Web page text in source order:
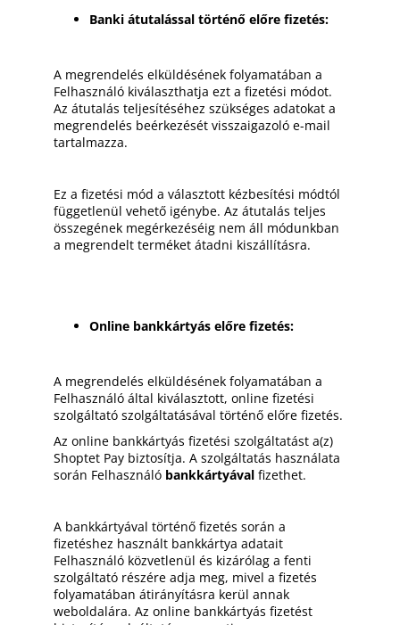
Banki átutalással történő előre fizetés:
A megrendelés elküldésének folyamatában a
Felhasználó kiválaszthatja ezt a fizetési módot.
Az átutalás teljesítéséhez szükséges adatokat a
megrendelés beérkezését visszaigazoló e-mail
tartalmazza.
Ez a fizetési mód a választott kézbesítési módtól
függetlenül vehető igénybe. Az átutalás teljes
összegének megérkezéséig nem áll módunkban
a megrendelt terméket átadni kiszállításra.
Online bankkártyás előre fizetés:
A megrendelés elküldésének folyamatában a
Felhasználó által kiválasztott, online fizetési
szolgáltató szolgáltatásával történő előre fizetés.
Az online bankkártyás fizetési szolgáltatást a(z)
Shoptet Pay biztosítja. A szolgáltatás használata
során Felhasználó bankkártyával fizethet.
A bankkártyával történő fizetés során a
fizetéshez használt bankkártya adatait
Felhasználó közvetlenül és kizárólag a fenti
szolgáltató részére adja meg, mivel a fizetés
folyamatában átirányításra kerül annak
weboldalára. Az online bankkártyás fizetést